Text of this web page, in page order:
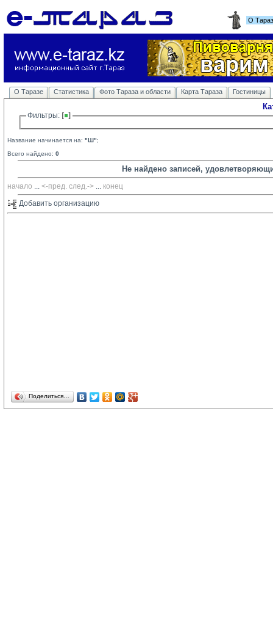
О
О Таразе Статистика Фото Тараза и области Карта Тараза Гостиницы
Фильтры:
Название начинается на: "Ш";
Всего найдено: 0
Не найдено записей,
начало ... <-пред. след.-> ... конец
Добавить организацию
Поделиться…